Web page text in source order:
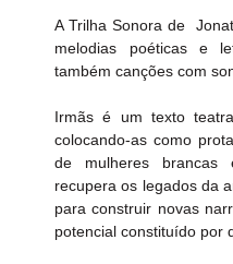
A Trilha Sonora de
melodias poéticas e
também canções com
Irmãs é um texto
colocando-as como
de mulheres brancas
recupera os legados da
para construir novas
potencial constituído por